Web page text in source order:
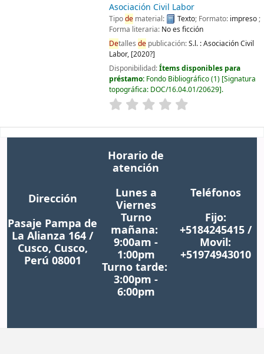
Asociación Civil Labor
Tipodematerial: Texto; Formato: impreso;
Forma literaria: No es ficción
Detalles depublicación:S.l. :Asociación Civil
Labor, [2020?]
Disponibilidad:Ítems disponibles para
préstamo: Fondo Bibliográfico(1) Signatura
topográfica: DOC/16.04.01/20629 .
Dirección
Pasaje Pampa de
La Alianza 164 /
Cusco, Cusco,
Perú 08001
Horario de
atención
Lunes a
Viernes
Turno
mañana:
9:00am -
1:00pm
Turno tarde:
3:00pm -
6:00pm
Teléfonos
Fijo:
+5184245415 /
Movil:
+51974943010